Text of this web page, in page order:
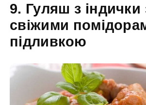
9. Гуляш з індички
свіжими
підливкою